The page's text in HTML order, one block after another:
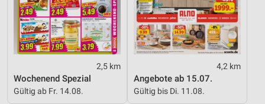
2,5 km
Wochenend Spezial
Gültig ab Fr. 14.08.
4,2 km
Angebote ab 15.07.
Gültig bis Di. 11.08.